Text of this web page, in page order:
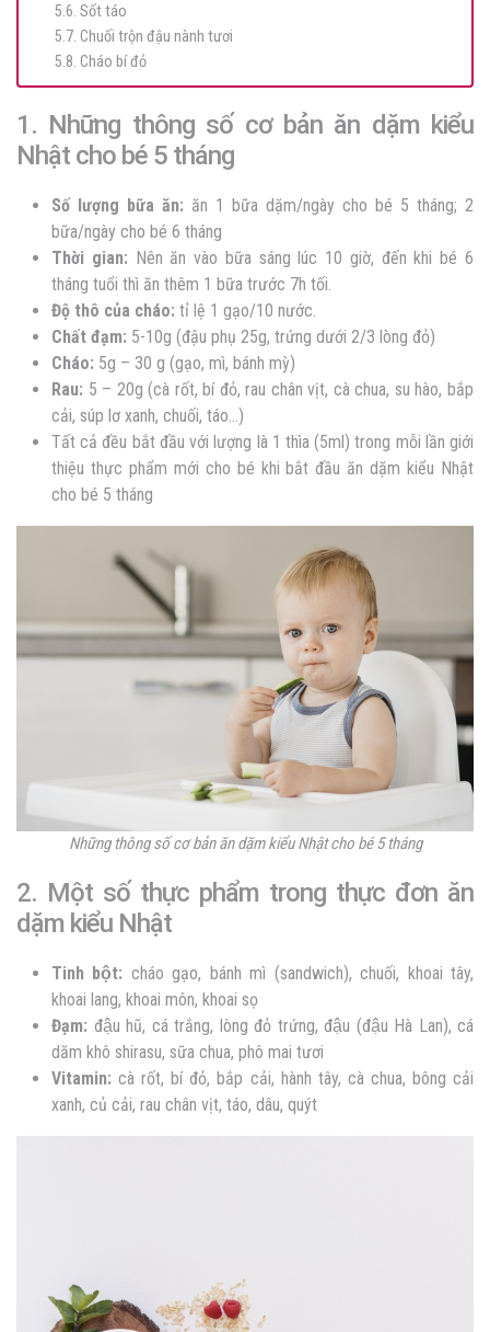
5.6. Sốt táo
5.7. Chuối trộn đậu nành tươi
5.8. Cháo bí đỏ
1. Những thông số cơ bản ăn dặm kiểu
Nhật cho bé 5 tháng
Số lượng bữa ăn: ăn 1 bữa dặm/ngày cho bé 5 tháng; 2
bữa/ngày cho bé 6 tháng
Thời gian: Nên ăn vào bữa sáng lúc 10 giờ, đến khi bé 6
tháng tuổi thì ăn thêm 1 bữa trước 7h tối.
Độ thô của cháo: tỉ lệ 1 gạo/10 nước.
Chất đạm: 5-10g (đậu phụ 25g, trứng dưới 2/3 lòng đỏ)
Cháo: 5g – 30 g (gạo, mì, bánh mỳ)
Rau: 5 – 20g (cà rốt, bí đỏ, rau chân vịt, cà chua, su hào, bắp
cải, súp lơ xanh, chuối, táo…)
Tất cả đều bắt đầu với lượng là 1 thìa (5ml) trong mỗi lần giới
thiệu thực phẩm mới cho bé khi bắt đầu ăn dặm kiểu Nhật
cho bé 5 tháng
Những thông số cơ bản ăn dặm kiểu Nhật cho bé 5 tháng
2. Một số thực phẩm trong thực đơn ăn
dặm kiểu Nhật
Tinh bột: cháo gạo, bánh mì (sandwich), chuối, khoai tây,
khoai lang, khoai môn, khoai sọ
Đạm: đậu hũ, cá trắng, lòng đỏ trứng, đậu (đậu Hà Lan), cá
dăm khô shirasu, sữa chua, phô mai tươi
Vitamin: cà rốt, bí đỏ, bắp cải, hành tây, cà chua, bông cải
xanh, củ cải, rau chân vịt, táo, dâu, quýt